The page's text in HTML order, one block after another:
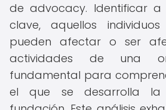
de advocacy. Identificar a
clave, aquellos
pueden afectar o ser
actividades de una
fundamental para
el que se desarrolla